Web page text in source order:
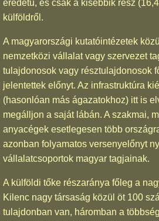
eredetű, és csak a kisebbik rész
külföldről.
A magyarországi kutatóintézetek
nemzetközi vállalat vagy szervezet
tulajdonosok vagy résztulajdonosok
jelentettek előnyt. Az infrastruktúra
(hasonlóan más ágazatokhoz) itt is
megálljon a saját lábán. A szakmai,
anyacégek esetlegesen több
azonban folyamatos versenyelőnyt
vállalatcsoportok magyar tagjainak.
A külföldi tőke részaránya főleg a
Kilenc nagy társaság közül öt 100
tulajdonban van, háromban a